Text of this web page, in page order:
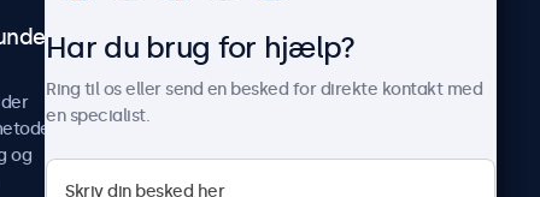
og
Om Beetronics
Arbejd hos os
Har du brug for hjælp?
Ring til os eller send en besked for direkte kontakt med
en specialist.